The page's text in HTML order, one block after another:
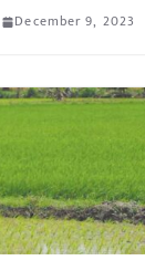
December 9, 2023